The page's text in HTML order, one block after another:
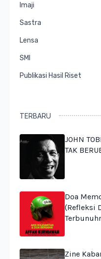
Imaji
Sastra
Lensa
SMI
Publikasi Hasil Riset
TERBARU
JOHN
TAK
Doa
(Refleksi
Zine